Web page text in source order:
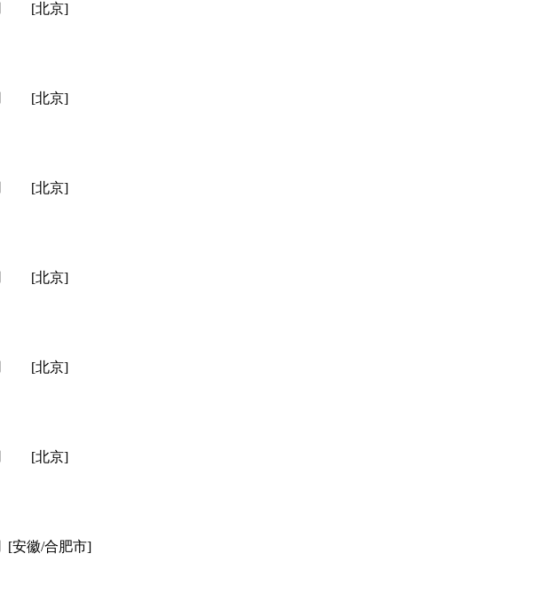
[北京]
[北京]
[北京]
[北京]
[北京]
[北京]
[安徽/合肥市]